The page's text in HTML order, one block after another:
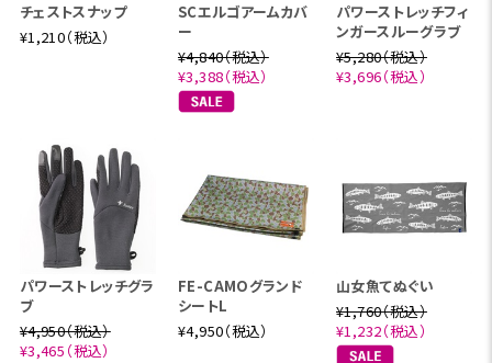
チェストスナップ
¥1,210（税込）
SCエルゴアームカバ
ー
¥4,840（税込）
¥3,388（税込）
パワーストレッチフィ
ンガースルーグラブ
¥5,280（税込）
¥3,696（税込）
パワーストレッチグラ
ブ
¥4,950（税込）
¥3,465（税込）
FE-CAMOグランド
シートL
¥4,950（税込）
山女魚てぬぐい
¥1,760（税込）
¥1,232（税込）